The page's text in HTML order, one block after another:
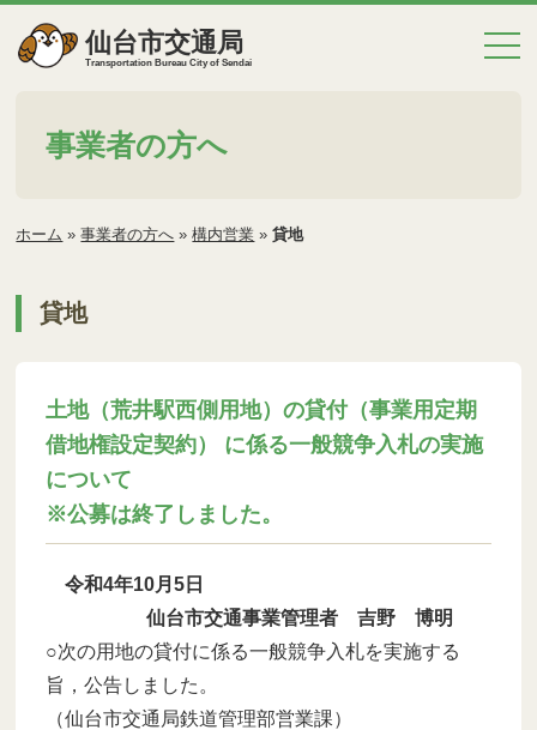
仙台市交通局
Transportation Bureau City of Sendai
事業者の方へ
ホーム »事業者の方へ »構内営業 »貸地
貸地
土地（荒井駅西側用地）の貸付（事業用定期
借地権設定契約） に係る一般競争入札の実施
について
※公募は終了しました。
令和4年10月5日
仙台市交通事業管理者 吉野 博明
○次の用地の貸付に係る一般競争入札を実施する
旨，公告しました。
（仙台市交通局鉄道管理部営業課）